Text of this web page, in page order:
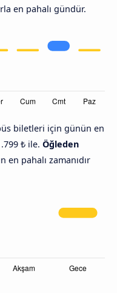
en pahalı gündür.
biletleri için günün en
₺ ile. Öğleden
pahalı zamanıdır